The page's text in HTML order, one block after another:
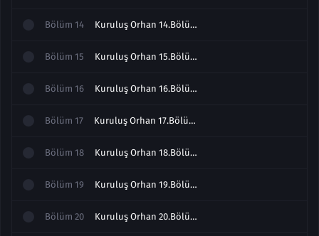
Bölüm 14 Kuruluş Orhan 14.Bölüm Full izle
Bölüm 15 Kuruluş Orhan 15.Bölüm izle Full
Bölüm 16 Kuruluş Orhan 16.Bölüm Full izle
Bölüm 17 Kuruluş Orhan 17.Bölüm izle Full
Bölüm 18 Kuruluş Orhan 18.Bölüm izle Full
Bölüm 19 Kuruluş Orhan 19.Bölüm izle Full
Bölüm 20 Kuruluş Orhan 20.Bölüm izle Full